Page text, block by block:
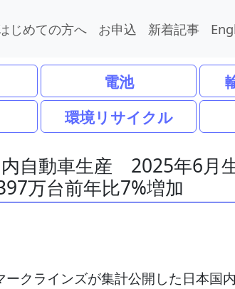
じめての方へ お申込 新着記事
電池
環境リサイクル
内自動車生産 2025年6月
万台前年比7%増加
クラインズが集計公開した日本国